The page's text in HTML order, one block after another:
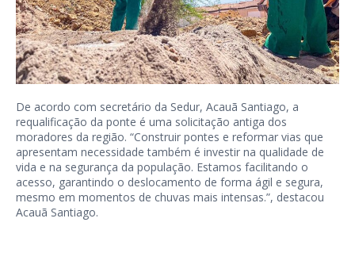
De acordo com secretário da Sedur, Acauã Santiago, a
requalificação da ponte é uma solicitação antiga dos
moradores da região. “Construir pontes e reformar vias que
apresentam necessidade também é investir na qualidade de
vida e na segurança da população. Estamos facilitando o
acesso, garantindo o deslocamento de forma ágil e segura,
mesmo em momentos de chuvas mais intensas.”, destacou
Acauã Santiago.